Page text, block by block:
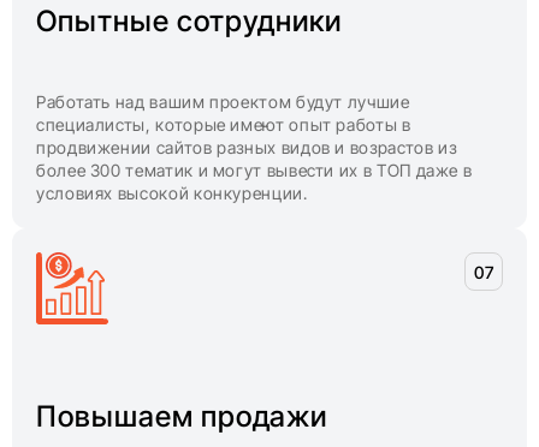
Опытные сотрудники
Работать над вашим проектом будут лучшие
специалисты, которые имеют опыт работы в
продвижении сайтов разных видов и возрастов из
более 300 тематик и могут вывести их в ТОП даже в
условиях высокой конкуренции.
Повышаем продажи